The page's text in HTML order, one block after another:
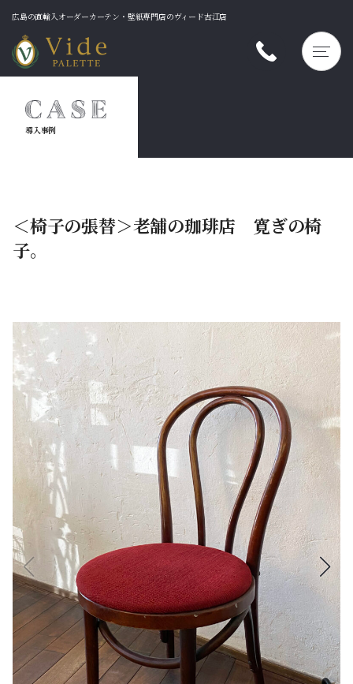
広島の直輸入オーダーカーテン・壁紙専門店のヴィード古江店
M
E
導入事例
＜椅子の張替＞老舗の珈琲店 寛ぎの椅
子。